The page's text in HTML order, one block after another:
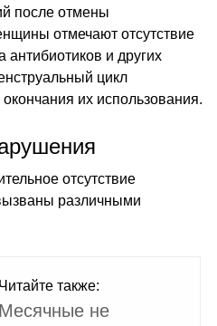
после отмены
отмечают отсутствие
и других
цикл
их использования.
отсутствие
различными
Читайте также:
Месячные не